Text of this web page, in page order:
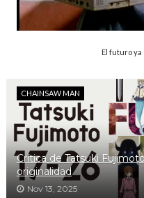
El futuro ya
CHAINSAW MAN
Crítica de Tatsuki
originalidad
Nov 13, 2025